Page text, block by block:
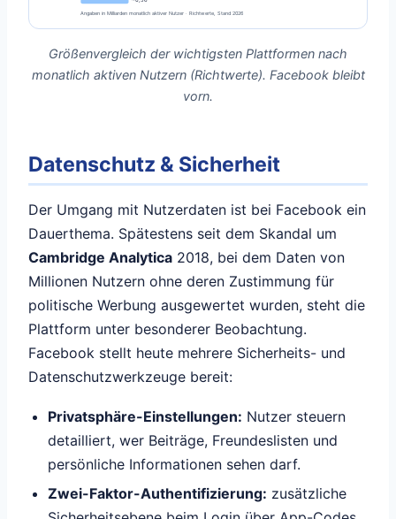
Angaben in Milliarden monatlich aktiver Nutzer · Richtwerte, Stand 2026
Größenvergleich der wichtigsten Plattformen nach
monatlich aktiven Nutzern (Richtwerte). Facebook bleibt
vorn.
Datenschutz & Sicherheit
Der Umgang mit Nutzerdaten ist bei Facebook ein
Dauerthema. Spätestens seit dem Skandal um
Cambridge Analytica 2018, bei dem Daten von
Millionen Nutzern ohne deren Zustimmung für
politische Werbung ausgewertet wurden, steht die
Plattform unter besonderer Beobachtung.
Facebook stellt heute mehrere Sicherheits- und
Datenschutzwerkzeuge bereit:
Privatsphäre-Einstellungen: Nutzer steuern
detailliert, wer Beiträge, Freundeslisten und
persönliche Informationen sehen darf.
Zwei-Faktor-Authentifizierung: zusätzliche